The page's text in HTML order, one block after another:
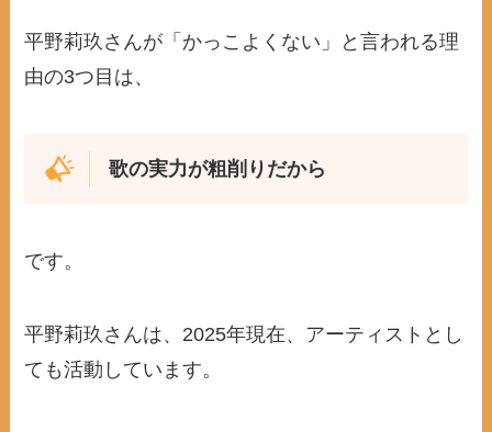
平野莉玖さんが「かっこよくない」と言われる理
由の3つ目は、
歌の実力が粗削りだから
です。
平野莉玖さんは、2025年現在、アーティストとし
ても活動しています。